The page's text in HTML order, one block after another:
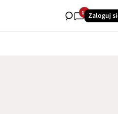
13Zaloguj